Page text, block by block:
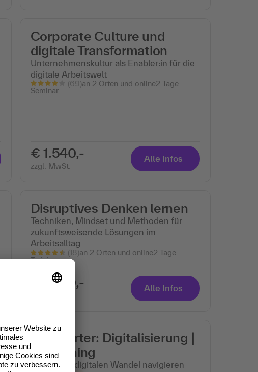
Corporate Culture und
digitale Transformation
Unternehmenskultur als Enabler:in für die
digitale Arbeitswelt
(69)an 2 Orten und online2 Tage
Seminar
€ 1.540,-
zzgl. MwSt.
Alle Infos
Disruptives Denken lernen
Techniken, Mindset und Methoden für
zukunftsweisende Lösungen im
Arbeitsalltag
(18)an 2 Orten und online2 Tage
Training
€ 1.540,- Alle Infos
Kickstarter: Digitalisierung |
E-Learning
Durch den digitalen Wandel navigieren